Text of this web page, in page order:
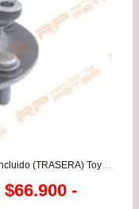
PROMO RP – Maza rueda con rodamiento incluido (TRASERA) Toyota Yaris Nuevos
$66.900 -